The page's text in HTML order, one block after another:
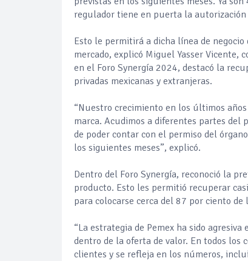
regulador tiene en puerta la
Esto le permitirá a dicha línea de
mercado, explicó Miguel Yasser Vicente,
en el Foro Synergía 2024, destacó la
privadas mexicanas y extranjeras.
“Nuestro crecimiento en los últimos
marca. Acudimos a diferentes partes del
de poder contar con el permiso del
los siguientes meses”, explicó.
Dentro del Foro Synergía, reconoció la
producto. Esto les permitió recuperar
para colocarse cerca del 87 por ciento de
“La estrategia de Pemex ha sido
dentro de la oferta de valor. En todos los
clientes y se refleja en los números,